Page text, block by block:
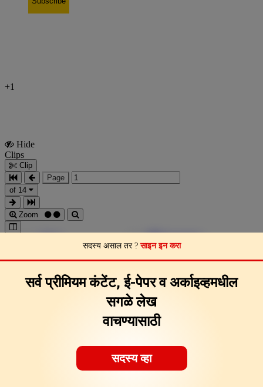
सदस्य असाल तर ?साइन इन करा
सर्व प्रीमियम कंटेंट, ई-पेपर व अर्काइव्हमधील
सगळे लेख
वाचण्यासाठी
सदस्य व्हा
+1
Hide
Clips
Clip
Page
of 14
Zoom
Feedback